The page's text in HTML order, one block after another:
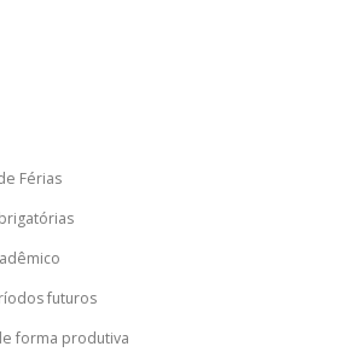
Férias
futuros
forma produtiva